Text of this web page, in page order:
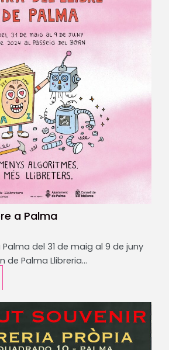
a Palma
Palma del 31 de maig al 9 de juny
de Palma Llibreria…